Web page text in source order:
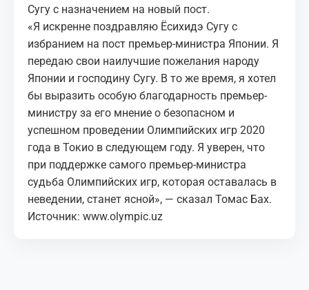
Сугу с назначением на новый пост.
«Я искренне поздравляю Ёсихидэ Сугу с
избранием на пост премьер-министра Японии. Я
передаю свои наилучшие пожелания народу
Японии и господину Сугу. В то же время, я хотел
бы выразить особую благодарность премьер-
министру за его мнение о безопасном и
успешном проведении Олимпийских игр 2020
года в Токио в следующем году. Я уверен, что
при поддержке самого премьер-министра
судьба Олимпийских игр, которая оставалась в
неведении, станет ясной», — сказал Томас Бах.
Источник: www.olympic.uz